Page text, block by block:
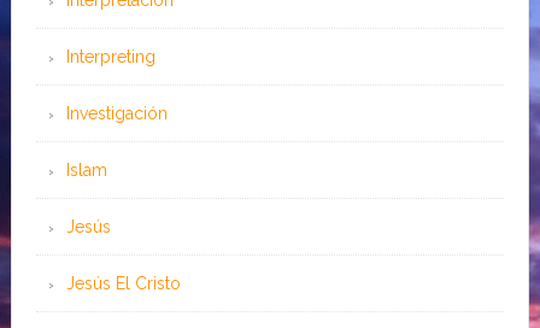
Interpreting
Investigación
Islam
Jesús
Jesús El Cristo